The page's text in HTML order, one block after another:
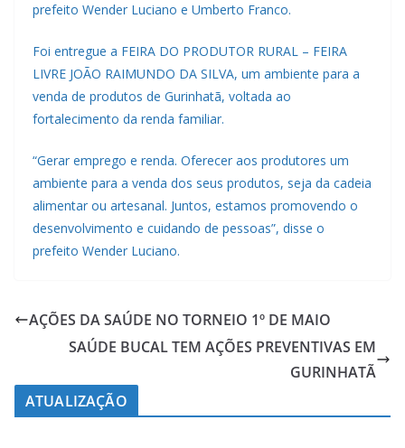
prefeito Wender Luciano e Umberto Franco.
Foi entregue a FEIRA DO PRODUTOR RURAL – FEIRA
LIVRE JOÃO RAIMUNDO DA SILVA, um ambiente para a
venda de produtos de Gurinhatã, voltada ao
fortalecimento da renda familiar.
“Gerar emprego e renda. Oferecer aos produtores um
ambiente para a venda dos seus produtos, seja da cadeia
alimentar ou artesanal. Juntos, estamos promovendo o
desenvolvimento e cuidando de pessoas”, disse o
prefeito Wender Luciano.
AÇÕES DA SAÚDE NO TORNEIO 1º DE MAIO
SAÚDE BUCAL TEM AÇÕES PREVENTIVAS EM
GURINHATÃ
ATUALIZAÇÃO